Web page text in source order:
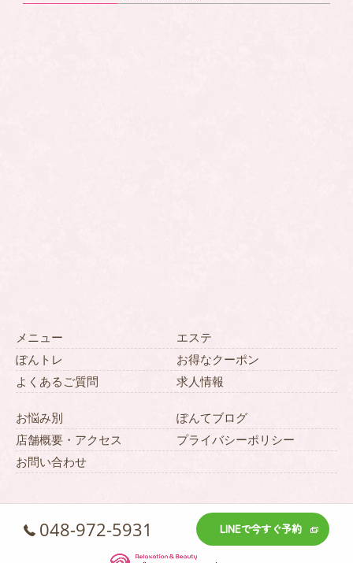
メニュー
エステ
ぽんトレ
お得なクーポン
よくあるご質問
求人情報
お悩み別
ぽんてブログ
店舗概要・アクセス
プライバシーポリシー
お問い合わせ
048-972-5931 LINEで今すぐ予約